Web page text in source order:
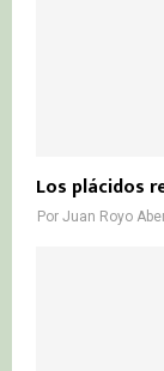
Los plácidos
Por Juan Royo